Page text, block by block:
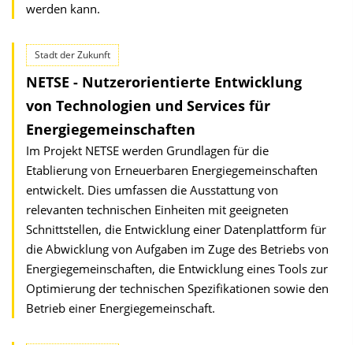
werden kann.
Stadt der Zukunft
NETSE - Nutzerorientierte Entwicklung
von Technologien und Services für
Energiegemeinschaften
Im Projekt NETSE werden Grundlagen für die
Etablierung von Erneuerbaren Energiegemeinschaften
entwickelt. Dies umfassen die Ausstattung von
relevanten technischen Einheiten mit geeigneten
Schnittstellen, die Entwicklung einer Datenplattform für
die Abwicklung von Aufgaben im Zuge des Betriebs von
Energiegemeinschaften, die Entwicklung eines Tools zur
Optimierung der technischen Spezifikationen sowie den
Betrieb einer Energiegemeinschaft.